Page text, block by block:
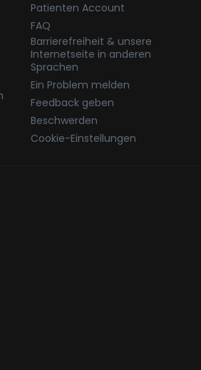
Patienten Account
FAQ
Barrierefreiheit & unsere
Internetseite in anderen
Sprachen
Ein Problem melden
Feedback geben
Beschwerden
Cookie-Einstellungen